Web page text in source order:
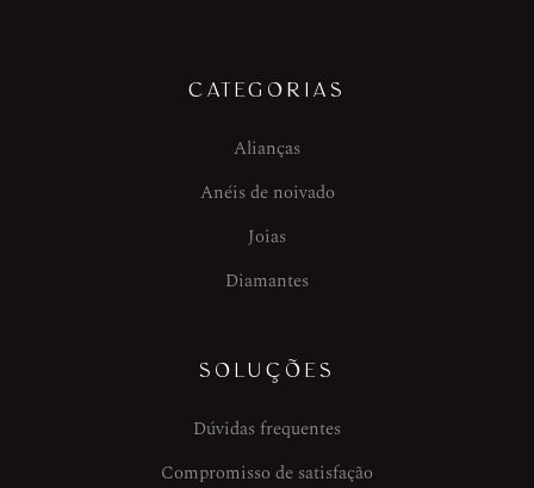
CATEGORIAS
Alianças
Anéis de noivado
Joias
Diamantes
SOLUÇÕES
Dúvidas frequentes
Compromisso de satisfação